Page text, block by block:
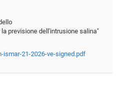
previsione dell'intrusione salina"
ismar-21-2026-ve-signed.pdf